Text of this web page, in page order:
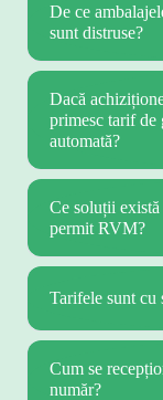
De ce
sunt distruse?
Dacă
primesc tarif de
automată?
Ce soluții
permit RVM?
Tarifele sunt cu
Cum se
număr?